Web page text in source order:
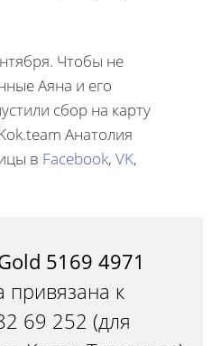
Чтобы не
Аяна и его
сбор на карту
Анатолия
в Facebook, VK,
5169 4971
привязана к
69 252 (для